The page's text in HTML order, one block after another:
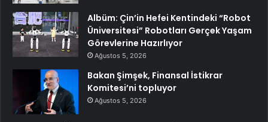
Albüm: Çin’in Hefei Kentindeki “Robot
Üniversitesi” Robotları Gerçek Yaşam
Görevlerine Hazırlıyor
Ağustos 5, 2026
Bakan Şimşek, Finansal İstikrar
Komitesi’ni topluyor
Ağustos 5, 2026